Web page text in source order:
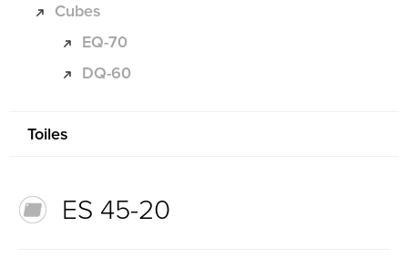
Cubes
EQ-70
DQ-60
Toiles
ES 45-20